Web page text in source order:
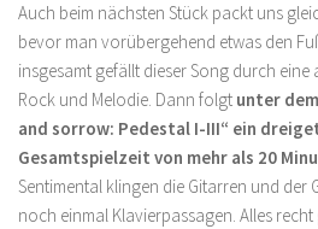
Auch beim nächsten Stück packt uns
bevor man vorübergehend etwas den
insgesamt gefällt dieser Song durch
Rock und Melodie. Dann folgt unter
and sorrow: Pedestal I-III“ ein
Gesamtspielzeit von mehr als 20
Sentimental klingen die Gitarren und der
noch einmal Klavierpassagen. Alles